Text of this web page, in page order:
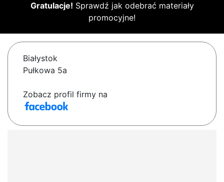
Gratulacje! Sprawdź jak odebrać materiały
promocyjne!
Białystok
Pułkowa 5a
Zobacz profil firmy na